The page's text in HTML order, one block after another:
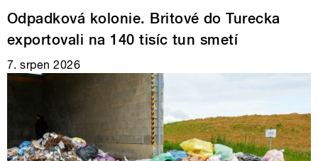
Odpadková kolonie. Britové do Turecka
exportovali na 140 tisíc tun smetí
7. srpen 2026